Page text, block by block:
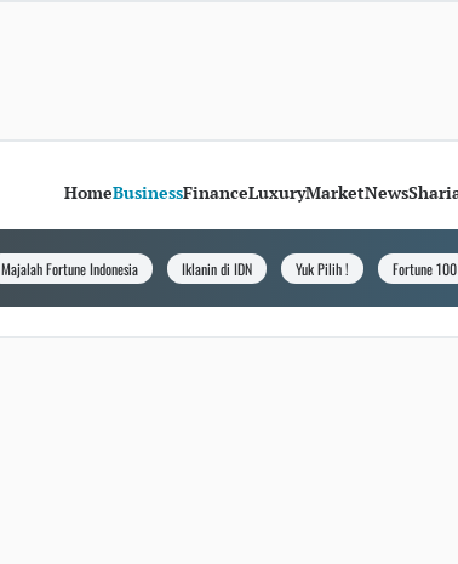
HomeBusinessFinanceLuxuryMarketNews
Majalah Fortune Indonesia Iklanin di IDN Yuk Pilih ! Fortune 100